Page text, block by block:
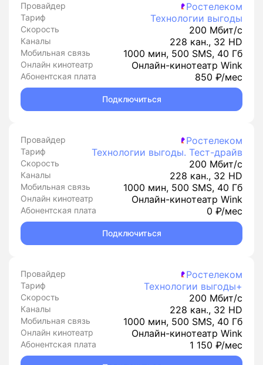
Провайдер Ростелеком
Тариф Технологии выгоды
Скорость 200 Мбит/с
Каналы 228 кан., 32 HD
Мобильная связь 1000 мин, 500 SMS, 40 Гб
Онлайн кинотеатр Онлайн-кинотеатр Wink
Абонентская плата 850 ₽/мес
Подключиться
Провайдер Ростелеком
Тариф Технологии выгоды. Тест-драйв
Скорость 200 Мбит/с
Каналы 228 кан., 32 HD
Мобильная связь 1000 мин, 500 SMS, 40 Гб
Онлайн кинотеатр Онлайн-кинотеатр Wink
Абонентская плата 0 ₽/мес
Подключиться
Провайдер Ростелеком
Тариф Технологии выгоды+
Скорость 200 Мбит/с
Каналы 228 кан., 32 HD
Мобильная связь 1000 мин, 500 SMS, 40 Гб
Онлайн кинотеатр Онлайн-кинотеатр Wink
Абонентская плата 1 150 ₽/мес